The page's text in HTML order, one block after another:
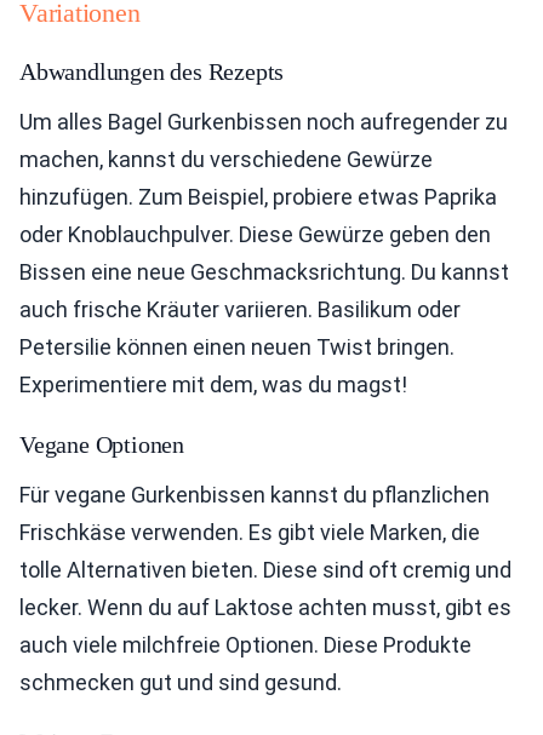
Variationen
Abwandlungen des Rezepts
Um alles Bagel Gurkenbissen noch aufregender zu
machen, kannst du verschiedene Gewürze
hinzufügen. Zum Beispiel, probiere etwas Paprika
oder Knoblauchpulver. Diese Gewürze geben den
Bissen eine neue Geschmacksrichtung. Du kannst
auch frische Kräuter variieren. Basilikum oder
Petersilie können einen neuen Twist bringen.
Experimentiere mit dem, was du magst!
Vegane Optionen
Für vegane Gurkenbissen kannst du pflanzlichen
Frischkäse verwenden. Es gibt viele Marken, die
tolle Alternativen bieten. Diese sind oft cremig und
lecker. Wenn du auf Laktose achten musst, gibt es
auch viele milchfreie Optionen. Diese Produkte
schmecken gut und sind gesund.